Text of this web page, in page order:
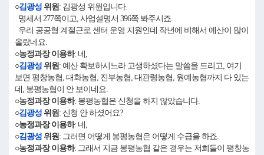
○김광성 위원: 김광성 위원입니다.
명세서 277쪽이고, 사업설명서 396쪽 봐주시죠.
우리 공공형 계절근로 센터 운영 지원인데 작년에 비해서 예산이 많이
올랐네요.
○농정과장 이용하: 네,
○김광성 위원: 예산 확보하시느라 고생하셨다는 말씀을 드리고, 여기
보면 평창농협, 대화농협, 진부농협, 대관령농협, 원예농협까지 다 있는
데, 봉평농협이 안 보이네요.
○농정과장 이용하: 봉평농협은 신청을 하지 않았습니다.
○김광성 위원: 신청 안 하셨어요?
○농정과장 이용하: 네,
○김광성 위원: 그러면 어떻게 봉평농협은 어떻게 수급을 하죠.
○농정과장 이용하: 그래서 지금 봉평농협 같은 경우는 저희들이 평창농